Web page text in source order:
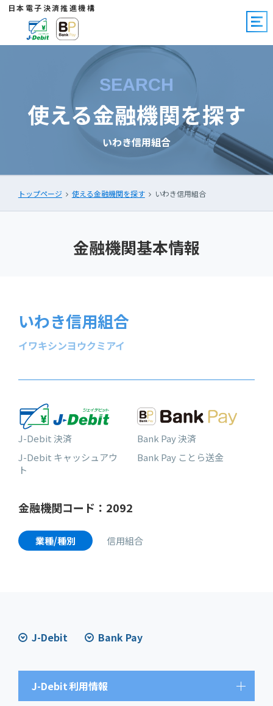
日本電子決済推進機構
SEARCH
使える金融機関を探す
いわき信用組合
トップページ 使える金融機関を探す いわき信用組合
金融機関基本情報
いわき信用組合
イワキシンヨウクミアイ
J-Debit 決済
J-Debit キャッシュアウ
ト
Bank Pay 決済
Bank Pay ことら送金
金融機関コード：2092
業種/種別 信用組合
J-Debit Bank Pay
J-Debit利用情報